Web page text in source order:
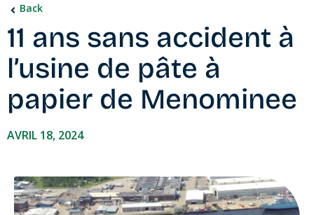
Back
11 ans sans accident à
l’usine de pâte à
papier de Menominee
AVRIL 18, 2024